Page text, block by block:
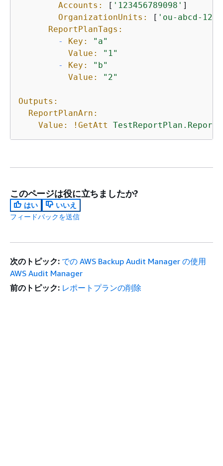
Accounts:
[ '123456789098' ]
OrganizationUnits:
[ 'ou-abcd-
ReportPlanTags:
-
Key:
"a"
Value:
"1"
-
Key:
"b"
Value:
"2"
Outputs:
ReportPlanArn:
Value:
!GetAtt
このページは役に立ちましたか?
はい
いいえ
フィードバックを送信
次のトピック: での AWS Backup Audit Manager の使用
AWS Audit Manager
前のトピック: レポートプランの削除